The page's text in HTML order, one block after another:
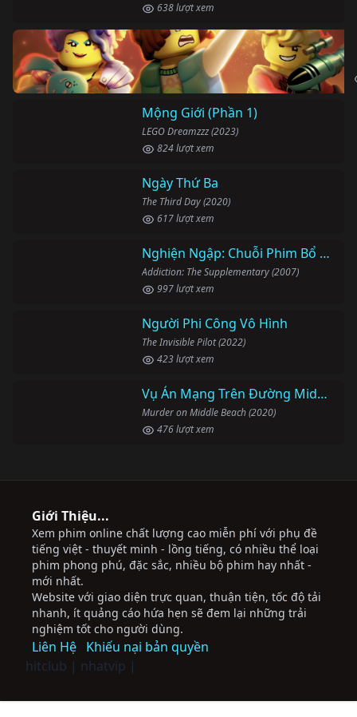
638 lượt xem
Mộng Giới (Phần 1)
LEGO Dreamzzz (2023)
824 lượt xem
Ngày Thứ Ba
The Third Day (2020)
617 lượt xem
Nghiện Ngập: Chuỗi Phim Bổ Trợ
Addiction: The Supplementary (2007)
997 lượt xem
Người Phi Công Vô Hình
The Invisible Pilot (2022)
423 lượt xem
Vụ Án Mạng Trên Đường Middle Beach
Murder on Middle Beach (2020)
476 lượt xem
Giới Thiệu...
Xem phim online chất lượng cao miễn phí với phụ đề
tiếng việt - thuyết minh - lồng tiếng, có nhiều thể loại
phim phong phú, đặc sắc, nhiều bộ phim hay nhất -
mới nhất.
Website với giao diện trực quan, thuận tiện, tốc độ tải
nhanh, ít quảng cáo hứa hẹn sẽ đem lại những trải
nghiệm tốt cho người dùng.
Liên Hệ Khiếu nại bản quyền
hitclub | nhatvip |